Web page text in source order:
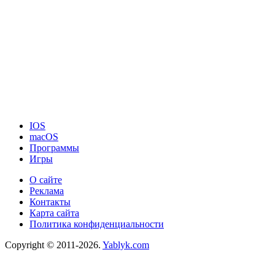
IOS
macOS
Программы
Игры
О сайте
Реклама
Контакты
Карта сайта
Политика конфиденциальности
Copyright © 2011-2026. Yablyk.сom